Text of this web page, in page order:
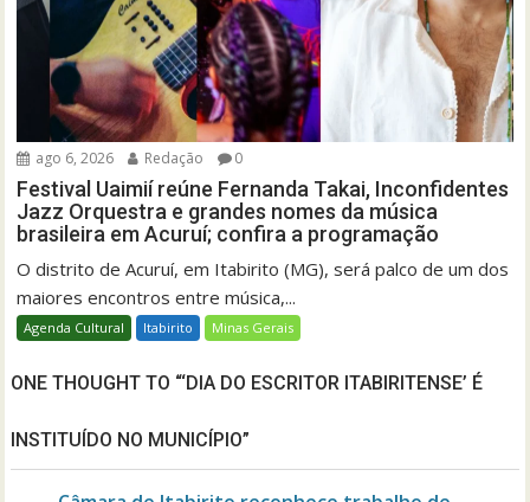
ago 6, 2026 Redação 0
Festival Uaimií reúne Fernanda Takai, Inconfidentes
Jazz Orquestra e grandes nomes da música
brasileira em Acuruí; confira a programação
O distrito de Acuruí, em Itabirito (MG), será palco de um dos
maiores encontros entre música,...
Agenda Cultural Itabirito Minas Gerais
ONE THOUGHT TO “‘DIA DO ESCRITOR ITABIRITENSE’ É
INSTITUÍDO NO MUNICÍPIO”